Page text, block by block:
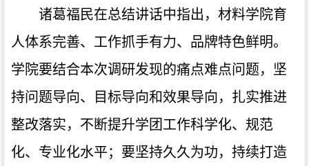
诸葛福民在总结讲话中指出，材料学院育
人体系完善、工作抓手有力、品牌特色鲜明。
学院要结合本次调研发现的痛点难点问题，坚
持问题导向、目标导向和效果导向，扎实推进
整改落实，不断提升学团工作科学化、规范
化、专业化水平；要坚持久久为功，持续打造